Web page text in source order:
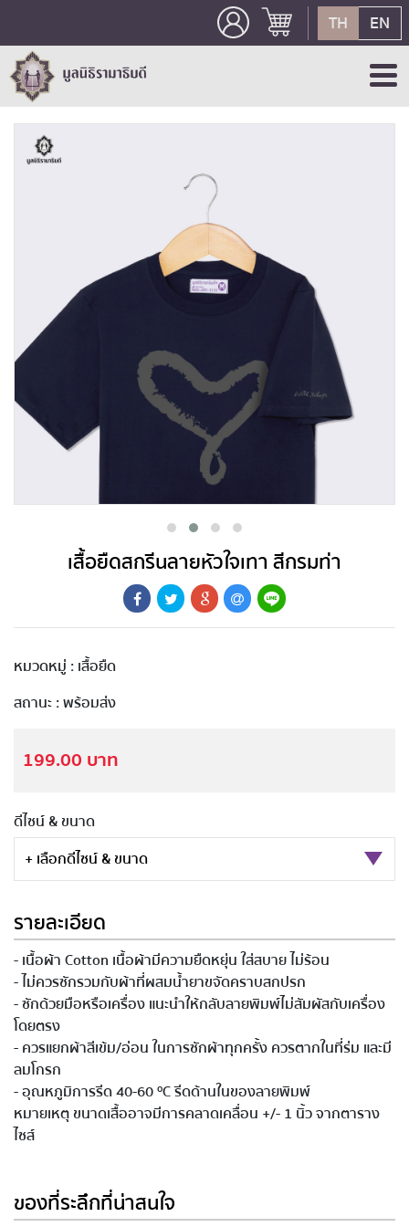
TH EN
เสื้อยืดสกรีนลายหัวใจเทา สีกรมท่า
หมวดหมู่ : เสื้อยืด
สถานะ : พร้อมส่ง
199.00 บาท
ดีไซน์ & ขนาด
+ เลือกดีไซน์ & ขนาด
รายละเอียด
- เนื้อผ้า Cotton เนื้อผ้ามีความยืดหยุ่น ใส่สบาย ไม่ร้อน
- ไม่ควรซักรวมกับผ้าที่ผสมน้ำยาขจัดคราบสกปรก
- ซักด้วยมือหรือเครื่อง แนะนำให้กลับลายพิมพ์ไม่สัมผัสกับเครื่อง
โดยตรง
- ควรแยกผ้าสีเข้ม/อ่อน ในการซักผ้าทุกครั้ง ควรตากในที่ร่ม และมี
ลมโกรก
- อุณหภูมิการรีด 40-60 ºC รีดด้านในของลายพิมพ์
หมายเหตุ ขนาดเสื้ออาจมีการคลาดเคลื่อน +/- 1 นิ้ว จากตาราง
ไซส์
ของที่ระลึกที่น่าสนใจ